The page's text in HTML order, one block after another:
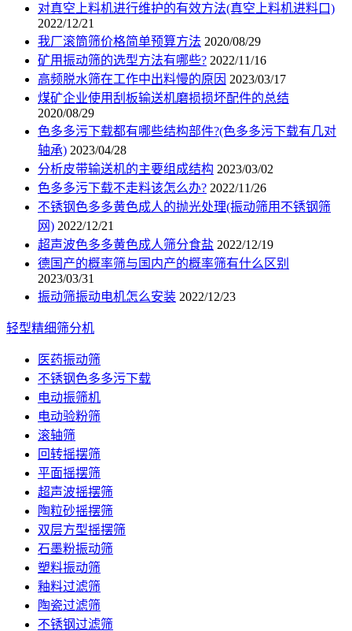
对真空上料机进行维护的有效方法(真空上料机进料口)
2022/12/21
我厂滚筒筛价格简单预算方法 2020/08/29
矿用振动筛的选型方法有哪些? 2022/11/16
高频脱水筛在工作中出料慢的原因 2023/03/17
煤矿企业使用刮板输送机磨损损坏配件的总结
2020/08/29
色多多污下载都有哪些结构部件?(色多多污下载有几对
轴承) 2023/04/28
分析皮带输送机的主要组成结构 2023/03/02
色多多污下载不走料该怎么办? 2022/11/26
不锈钢色多多黄色成人的抛光处理(振动筛用不锈钢筛
网) 2022/12/21
超声波色多多黄色成人筛分食盐 2022/12/19
德国产的概率筛与国内产的概率筛有什么区别
2023/03/31
振动筛振动电机怎么安装 2022/12/23
轻型精细筛分机
医药振动筛
不锈钢色多多污下载
电动振筛机
电动验粉筛
滚轴筛
回转摇摆筛
平面摇摆筛
超声波摇摆筛
陶粒砂摇摆筛
双层方型摇摆筛
石墨粉振动筛
塑料振动筛
釉料过滤筛
陶瓷过滤筛
不锈钢过滤筛